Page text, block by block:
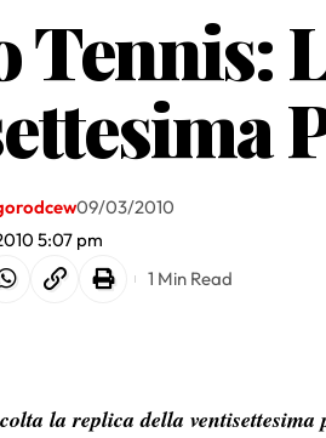
Tennis:
5:07 pm
09/03/2010
1 Min Read
la replica della